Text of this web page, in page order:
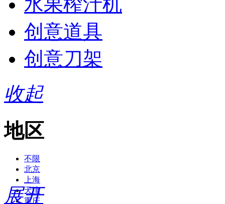
创意道具
创意刀架
收起
地区
不限
北京
上海
天津
重庆
展开